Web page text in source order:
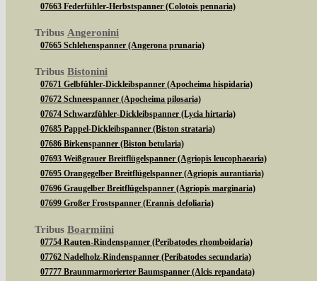
07663 Federfühler-Herbstspanner (Colotois pennaria)
Tribus Angeronini
07665 Schlehenspanner (Angerona prunaria)
Tribus Bistonini
07671 Gelbfühler-Dickleibspanner (Apocheima hispidaria)
07672 Schneespanner (Apocheima pilosaria)
07674 Schwarzfühler-Dickleibspanner (Lycia hirtaria)
07685 Pappel-Dickleibspanner (Biston strataria)
07686 Birkenspanner (Biston betularia)
07693 Weißgrauer Breitflügelspanner (Agriopis leucophaearia)
07695 Orangegelber Breitflügelspanner (Agriopis aurantiaria)
07696 Graugelber Breitflügelspanner (Agriopis marginaria)
07699 Großer Frostspanner (Erannis defoliaria)
Tribus Boarmiini
07754 Rauten-Rindenspanner (Peribatodes rhomboidaria)
07762 Nadelholz-Rindenspanner (Peribatodes secundaria)
07777 Braunmarmorierter Baumspanner (Alcis repandata)